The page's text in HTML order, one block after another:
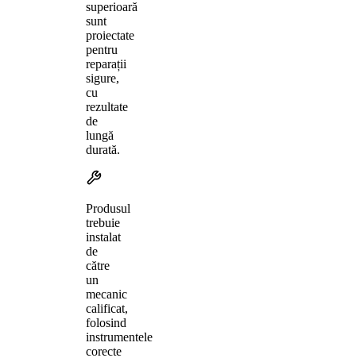
superioară
sunt
proiectate
pentru
reparații
sigure,
cu
rezultate
de
lungă
durată.
Produsul
trebuie
instalat
de
către
un
mecanic
calificat,
folosind
instrumentele
corecte